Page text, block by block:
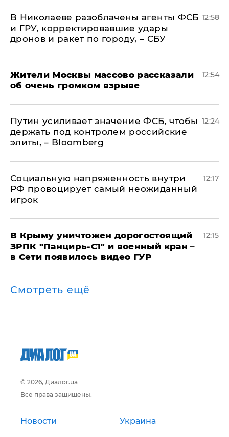
В Николаеве разоблачены агенты ФСБ
и ГРУ, корректировавшие удары
дронов и ракет по городу, – СБУ
12:58
Жители Москвы массово рассказали
об очень громком взрыве
12:54
Путин усиливает значение ФСБ, чтобы
держать под контролем российские
элиты, – Bloomberg
12:24
Социальную напряженность внутри
РФ провоцирует самый неожиданный
игрок
12:17
В Крыму уничтожен дорогостоящий
ЗРПК "Панцирь-С1" и военный кран –
в Сети появилось видео ГУР
12:15
Смотреть ещё
© 2026, Диалог.ua
Все права защищены.
Новости Украина